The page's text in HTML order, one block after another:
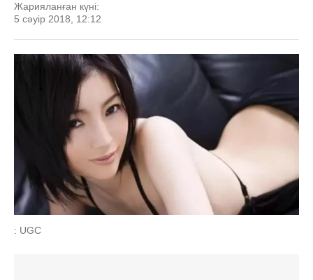
Жарияланған күні:
5 сәуір 2018, 12:12
: UGC